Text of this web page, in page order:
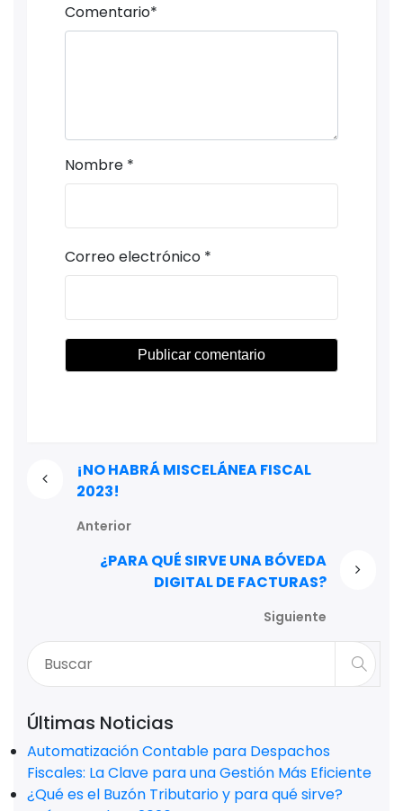
Comentario*
Nombre *
Correo electrónico *
¡NO HABRÁ MISCELÁNEA FISCAL
2023!
Anterior
¿PARA QUÉ SIRVE UNA BÓVEDA
DIGITAL DE FACTURAS?
Siguiente
Últimas Noticias
Automatización Contable para Despachos
Fiscales: La Clave para una Gestión Más Eficiente
¿Qué es el Buzón Tributario y para qué sirve?